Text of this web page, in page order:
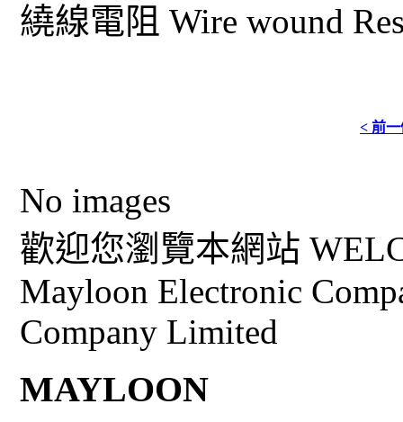
繞線電阻 Wire wound
< 前一
No images
歡迎您瀏覽本網站
Mayloon Electronic
Company Limited
MAYLOON